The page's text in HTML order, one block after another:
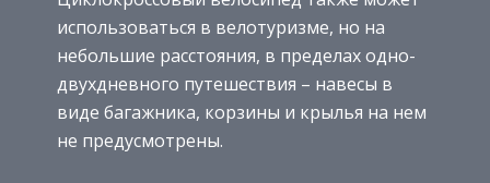
использоваться в велотуризме, но на
небольшие расстояния, в пределах одно-
двухдневного путешествия – навесы в
виде багажника, корзины и крылья на нем
не предусмотрены.